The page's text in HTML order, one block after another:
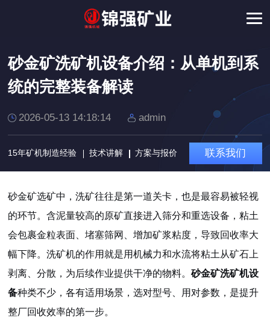
砂金矿洗矿机设备介绍：从单机到系
统的完整装备解读
2026-05-13 14:18:14 admin
15年矿机制造经验 技术讲解 方案与报价 联系我们
砂金矿选矿中，洗矿往往是第一道关卡，也是最容易被轻视
的环节。含泥量较高的原矿直接进入筛分和重选设备，粘土
会包裹金粒表面、堵塞筛网、增加矿浆粘度，导致回收率大
幅下降。洗矿机的作用就是用机械力和水流将粘土从矿石上
剥离、分散，为后续作业提供干净的物料。砂金矿洗矿机设
备种类不少，各有适用场景，选对型号、用对参数，是提升
整厂回收效率的第一步。